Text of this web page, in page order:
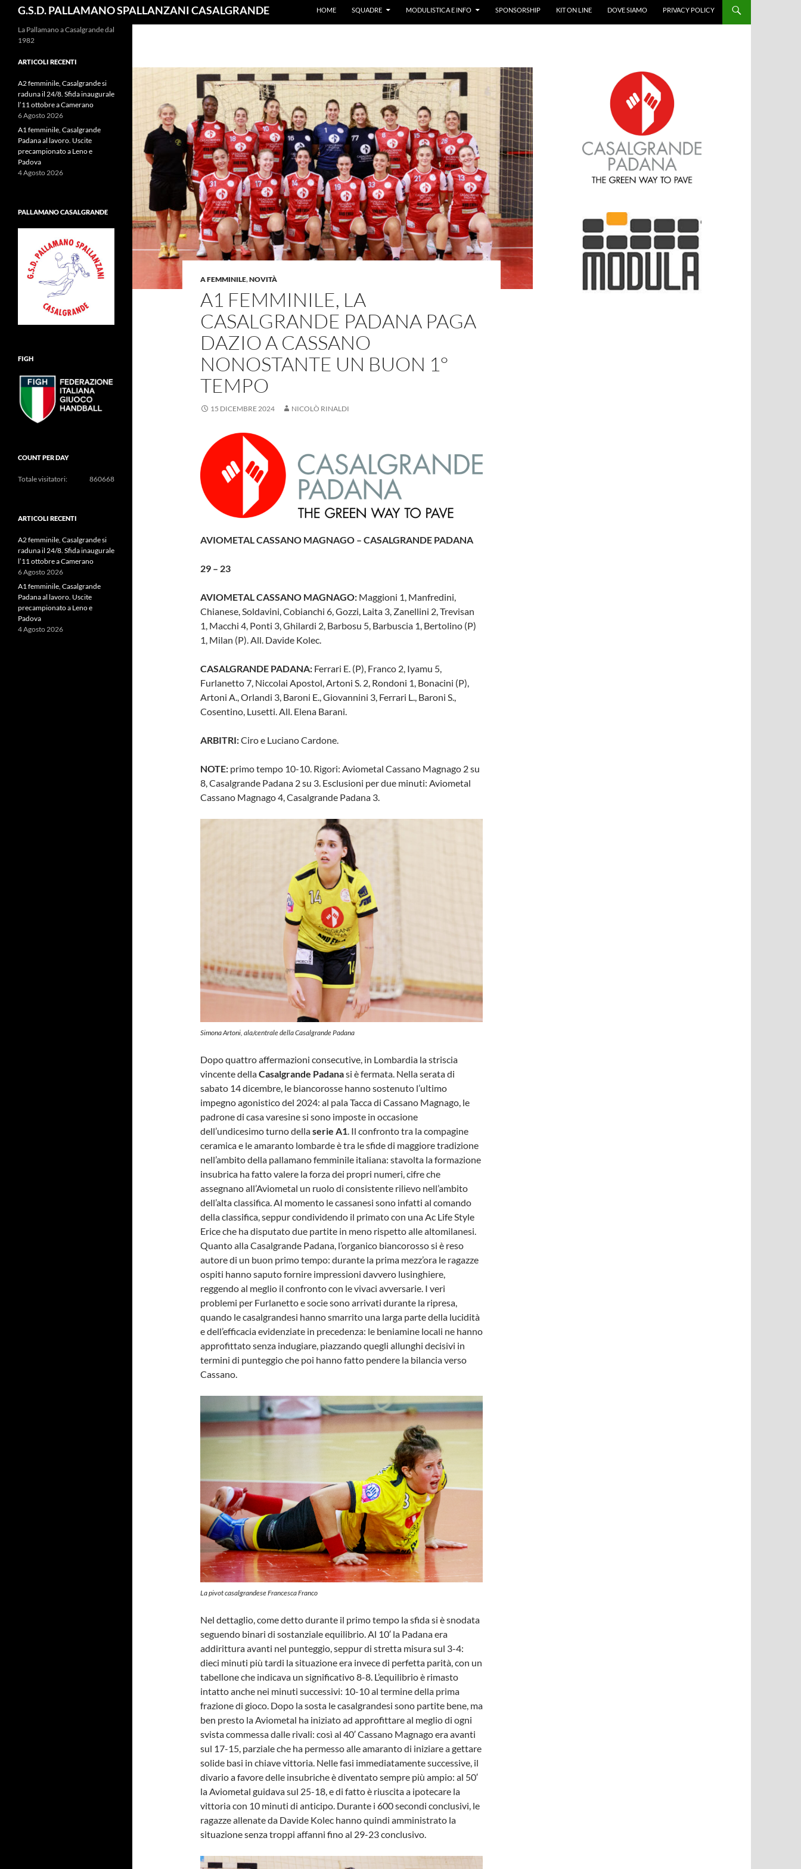
G.S.D. PALLAMANO SPALLANZANI CASALGRANDE HOME SQUADRE MODULISTICA E INFO SPONSORSHIP KIT ON LINE DOVE SIAMO PRIVACY POLICY
A FEMMINILE,NOVITÀ
A1 FEMMINILE, LA
CASALGRANDE PADANA PAGA
DAZIO A CASSANO
NONOSTANTE UN BUON 1°
TEMPO
15 DICEMBRE 2024 NICOLÒ RINALDI
AVIOMETAL CASSANO MAGNAGO – CASALGRANDE PADANA
29 – 23
AVIOMETAL CASSANO MAGNAGO: Maggioni 1, Manfredini,
Chianese, Soldavini, Cobianchi 6, Gozzi, Laita 3, Zanellini 2, Trevisan
1, Macchi 4, Ponti 3, Ghilardi 2, Barbosu 5, Barbuscia 1, Bertolino (P)
1, Milan (P). All. Davide Kolec.
CASALGRANDE PADANA: Ferrari E. (P), Franco 2, Iyamu 5,
Furlanetto 7, Niccolai Apostol, Artoni S. 2, Rondoni 1, Bonacini (P),
Artoni A., Orlandi 3, Baroni E., Giovannini 3, Ferrari L., Baroni S.,
Cosentino, Lusetti. All. Elena Barani.
ARBITRI:Ciro e Luciano Cardone.
NOTE: primo tempo 10-10. Rigori: Aviometal Cassano Magnago 2 su
8, Casalgrande Padana 2 su 3. Esclusioni per due minuti: Aviometal
Cassano Magnago 4, Casalgrande Padana 3.
Simona Artoni, ala/centrale della Casalgrande Padana
Dopo quattro affermazioni consecutive, in Lombardia la striscia
vincente dellaCasalgrande Padanasi è fermata. Nella serata di
sabato 14 dicembre, le biancorosse hanno sostenuto l’ultimo
impegno agonistico del 2024: al pala Tacca di Cassano Magnago, le
padrone di casa varesine si sono imposte in occasione
dell’undicesimo turno dellaserie A1 . Il confronto tra la compagine
ceramica e le amaranto lombarde è tra le sfide di maggiore tradizione
nell’ambito della pallamano femminile italiana: stavolta la formazione
insubrica ha fatto valere la forza dei propri numeri, cifre che
assegnano all’Aviometal un ruolo di consistente rilievo nell’ambito
dell’alta classifica. Al momento le cassanesi sono infatti al comando
della classifica, seppur condividendo il primato con una Ac Life Style
Erice che ha disputato due partite in meno rispetto alle altomilanesi.
Quanto alla Casalgrande Padana, l’organico biancorosso si è reso
autore di un buon primo tempo: durante la prima mezz’ora le ragazze
ospiti hanno saputo fornire impressioni davvero lusinghiere,
reggendo al meglio il confronto con le vivaci avversarie. I veri
problemi per Furlanetto e socie sono arrivati durante la ripresa,
quando le casalgrandesi hanno smarrito una larga parte della lucidità
e dell’efficacia evidenziate in precedenza: le beniamine locali ne hanno
approfittato senza indugiare, piazzando quegli allunghi decisivi in
termini di punteggio che poi hanno fatto pendere la bilancia verso
Cassano.
La pivot casalgrandese Francesca Franco
Nel dettaglio, come detto durante il primo tempo la sfida si è snodata
seguendo binari di sostanziale equilibrio. Al 10′ la Padana era
addirittura avanti nel punteggio, seppur di stretta misura sul 3-4:
dieci minuti più tardi la situazione era invece di perfetta parità, con un
tabellone che indicava un significativo 8-8. L’equilibrio è rimasto
intatto anche nei minuti successivi: 10-10 al termine della prima
frazione di gioco. Dopo la sosta le casalgrandesi sono partite bene, ma
ben presto la Aviometal ha iniziato ad approfittare al meglio di ogni
svista commessa dalle rivali: così al 40′ Cassano Magnago era avanti
sul 17-15, parziale che ha permesso alle amaranto di iniziare a gettare
solide basi in chiave vittoria. Nelle fasi immediatamente successive, il
divario a favore delle insubriche è diventato sempre più ampio: al 50′
la Aviometal guidava sul 25-18, e di fatto è riuscita a ipotecare la
vittoria con 10 minuti di anticipo. Durante i 600 secondi conclusivi, le
ragazze allenate da Davide Kolec hanno quindi amministrato la
situazione senza troppi affanni fino al 29-23 conclusivo.
La Pallamano a Casalgrande dal
1982
ARTICOLI RECENTI
A2 femminile, Casalgrande si
raduna il 24/8. Sfida inaugurale
l’11 ottobre a Camerano
6 Agosto 2026
A1 femminile, Casalgrande
Padana al lavoro. Uscite
precampionato a Leno e
Padova
4 Agosto 2026
PALLAMANO CASALGRANDE
FIGH
COUNT PER DAY
860668
Totale visitatori:
ARTICOLI RECENTI
A2 femminile, Casalgrande si
raduna il 24/8. Sfida inaugurale
l’11 ottobre a Camerano
6 Agosto 2026
A1 femminile, Casalgrande
Padana al lavoro. Uscite
precampionato a Leno e
Padova
4 Agosto 2026